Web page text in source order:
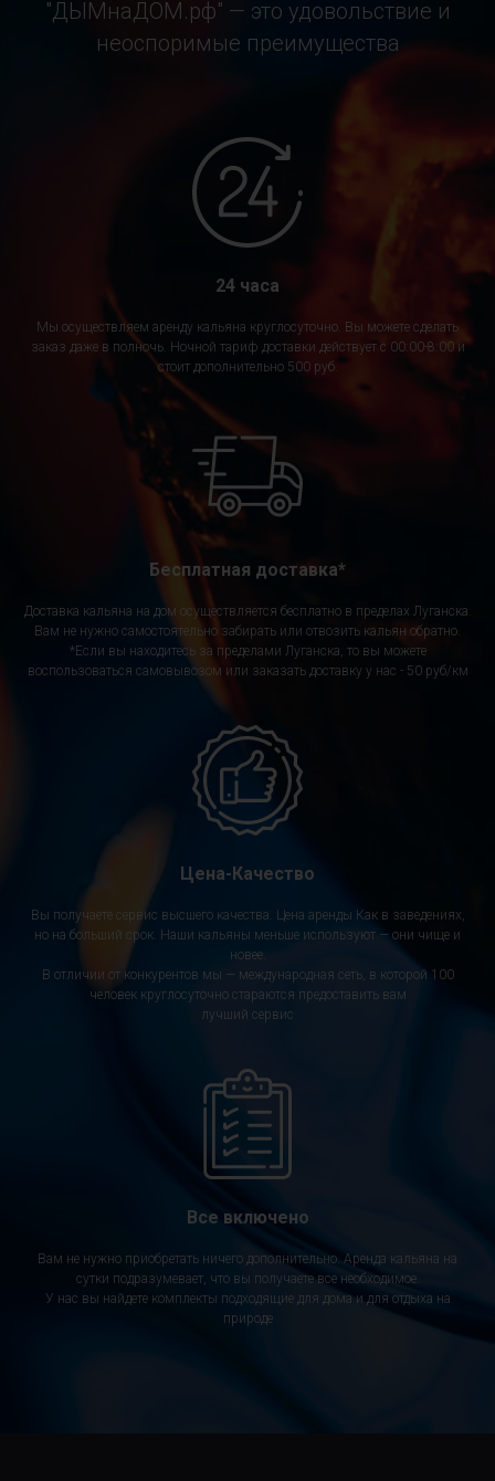
"ДЫМнаДОМ.рф" — это удовольствие и
неоспоримые преимущества
24 часа
Мы осуществляем аренду кальяна круглосуточно. Вы можете сделать
заказ даже в полночь. Ночной тариф доставки действует с 00:00-8:00 и
стоит дополнительно 500 руб.
Бесплатная доставка*
Доставка кальяна на дом осуществляется бесплатно в пределах Луганска.
Вам не нужно самостоятельно забирать или отвозить кальян обратно.
*Если вы находитесь за пределами Луганска, то вы можете
воспользоваться самовывозом или заказать доставку у нас - 50 руб/км
Цена-Качество
Вы получаете сервис высшего качества. Цена аренды Как в заведениях,
но на больший срок. Наши кальяны меньше используют — они чище и
новее.
В отличии от конкурентов мы — международная сеть, в которой 100
человек круглосуточно стараются предоставить вам
лучший сервис
Все включено
Вам не нужно приобретать ничего дополнительно. Аренда кальяна на
сутки подразумевает, что вы получаете все необходимое.
У нас вы найдете комплекты подходящие для дома и для отдыха на
природе